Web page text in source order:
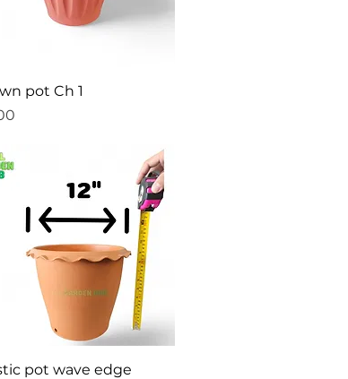
ดูข้อมูลด่วน
pot Ch 1
ดูข้อมูลด่วน
pot wave edge